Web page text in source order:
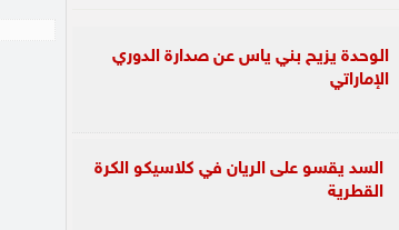
الوحدة يزيح بني ياس عن صدارة الدوري
الإماراتي
السد يقسو على الريان في كلاسيكو الكرة
القطرية